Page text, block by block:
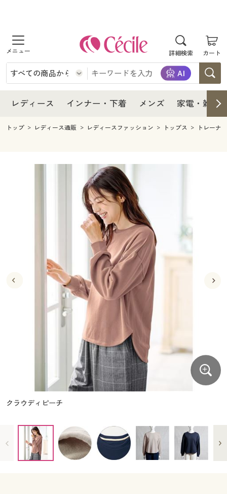
詳細検索 カート
商品を探す
レディース
レディースファッション
インナー・下着
インナー・下着通販すべて
ジュニア・ティーンズ下着
メンズ
キッチン・雑貨・日用品
寝具・インテリア・家具
寝具・インテリア・家具通販すべて
寝具・ベッド
カーテン・ラグ・ファブリック
美容・健康・サプリメント
制服・スクールすべて
ジュニア・ティーンズ下着
大きいサイズ
大きいサイズ通販すべて
大きいサイズ レディース服
大きいサイズ レディース下着
大きいサイズ メンズ
大きいサイズ 事務・制服
商品カテゴリ一覧
カタログ・チラシからのご注文
デジタルカタログ
カタログ無料プレゼント
レディース インナー・下着 メンズ 家電・雑貨
レディース
レディース通販すべて
レディースファッション
インナー・下着
インナー・下着通販すべて
ジュニア・ティーンズ下着
メンズ
キッチン・雑貨・日用品
寝具・インテリア・家具通販すべて
カーテン・ラグ・ファブリック
美容・健康通販すべて
美容・健康・サプリメント
制服・スクールすべて
制服・学生服
ジュニア・ティーンズ下着
大きいサイズ通販すべて
大きいサイズ レディース服
大きいサイズ レディース下着
大きいサイズ メンズ
大きいサイズ 事務・制服
バーゲンセール
シークレットセール
商品カテゴリ一覧
カタログ・チラシからのご注文
デジタルカタログ
カタログ無料プレゼント
会員メニュー
トップ レディース通販 レディースファッション トップス トレーナ
クラウディピーチ